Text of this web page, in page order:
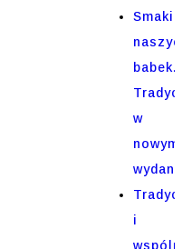
Smaki
babek.
w
nowym
i